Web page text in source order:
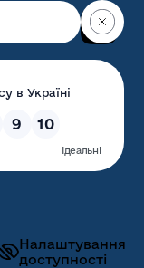
Налаштування
доступності